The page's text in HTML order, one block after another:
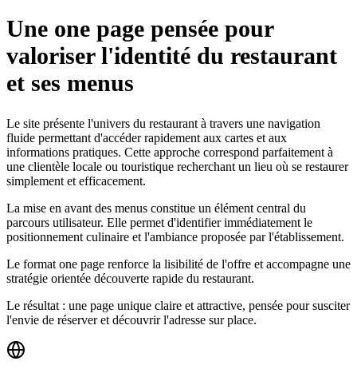
Une one page pensée pour
valoriser l'identité du restaurant
et ses menus
Le site présente l'univers du restaurant à travers une navigation
fluide permettant d'accéder rapidement aux cartes et aux
informations pratiques. Cette approche correspond parfaitement à
une clientèle locale ou touristique recherchant un lieu où se restaurer
simplement et efficacement.
La mise en avant des menus constitue un élément central du
parcours utilisateur. Elle permet d'identifier immédiatement le
positionnement culinaire et l'ambiance proposée par l'établissement.
Le format one page renforce la lisibilité de l'offre et accompagne une
stratégie orientée découverte rapide du restaurant.
Le résultat : une page unique claire et attractive, pensée pour susciter
l'envie de réserver et découvrir l'adresse sur place.